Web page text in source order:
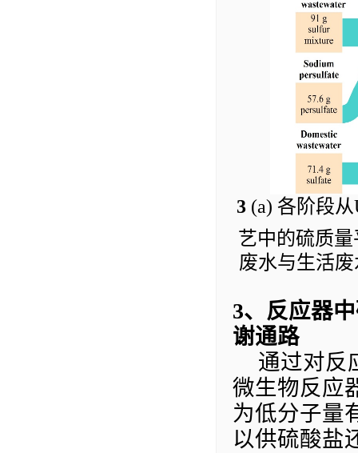
3 (a) 各阶段从
艺中的硫质
废水与生活
3、 反应器
谢通路
通过对反
微生物反应
为低分子量
以供硫酸盐